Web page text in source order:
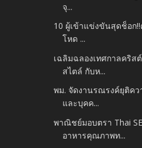
จุ...
10 ผู้เข้าแข่งขันสุดช็อก
โหด ...
เฉลิมฉลองเทศกาลคริส
สไตล์ กับห...
พม. จัดงานรณรงค์ยุติคว
และบุคค...
พาณิชย์มอบตรา Thai
อาหารคุณภาพท...